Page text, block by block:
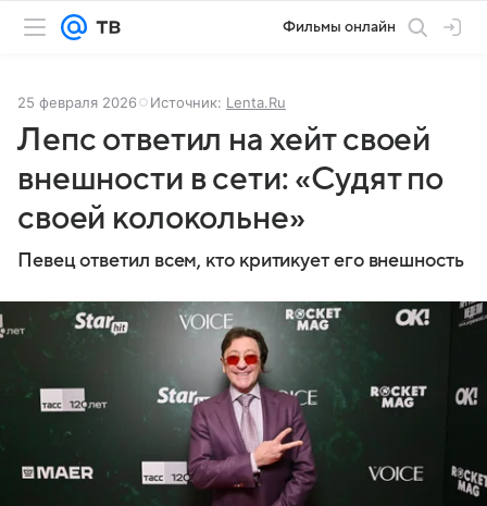
Фильмы онлайн
25 февраля 2026 Источник: Lenta.Ru
Лепс ответил на хейт своей
внешности в сети: «Судят по
своей колокольне»
Певец ответил всем, кто критикует его внешность